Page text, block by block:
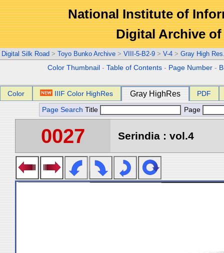
National Institute of
Digital Archive
Digital Silk Road > Toyo Bunko Archive > VIII-5-B2-9 > V-4 > Gray High
Color Thumbnail -Table of Contents - Page Number -
Color IIIF Color HighRes Gray HighRes PDF
Page Search Title Page
0027 Serindia : vol.4